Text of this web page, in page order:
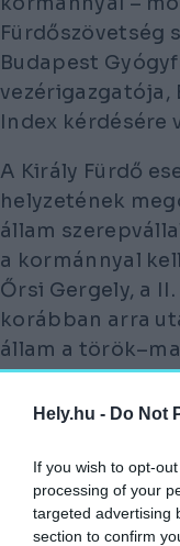
Hely.hu - Do Not
If you wish to opt-
processing of your
targeted advertising
section to confirm
Fürdőszövetség
Budapest
vezérigazgatója,
Index kérdésére
A Király Fürdő
helyzetének
állam
a kormánnyal
Őrsi Gergely, a
korábban arra
állam a
segítségével
szükséges 4,5
Négy és fél
Király Fürdő
Fotó:Faludi Imre |